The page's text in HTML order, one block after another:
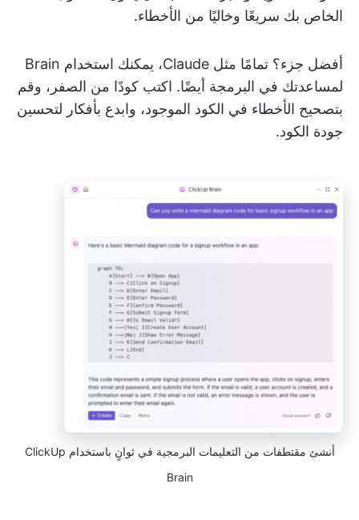
الخاص بك سريعًا وخاليًا من الأخطاء.
أفضل جزء؟ تمامًا مثل Claude، يمكنك استخدام Brain
لمساعدتك في البرمجة أيضًا. اكتب كودًا من الصفر، وقم
بتصحيح الأخطاء في الكود الموجود، وابدع بأفكار لتحسين
جودة الكود.
أنشئ مقتطفات من التعليمات البرمجية في ثوانٍ باستخدام ClickUp
Brain